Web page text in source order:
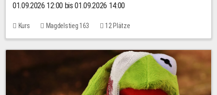
01.09.2026 12:00 bis 01.09.2026 14:00
Kurs Magdelstieg 163 12 Plätze